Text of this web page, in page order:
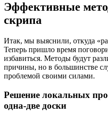
Эффективные
скрипа
Итак, мы выяснили, откуда
Теперь пришло время
избавиться. Методы будут
причины, но в большинстве
проблемой своими силами.
Решение локальных
одна-две доски